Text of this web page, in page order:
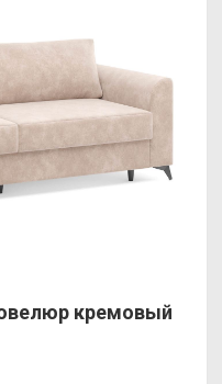
кремовый